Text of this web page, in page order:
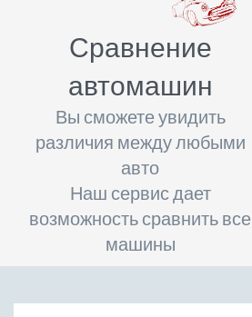
Сравнение
автомашин
Вы сможете увидить
различия между любыми
авто
Наш сервис дает
возможность сравнить все
машины